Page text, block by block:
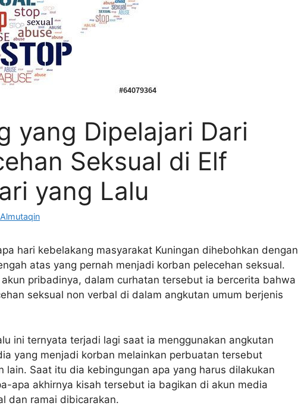
yang Dipelajari Dari
Seksual di Elf
yang Lalu
hari kebelakang masyarakat Kuningan dihebohkan dengan
atas yang pernah menjadi korban pelecehan seksual.
pribadinya, dalam curhatan tersebut ia bercerita bahwa
seksual non verbal di dalam angkutan umum berjenis
ini ternyata terjadi lagi saat ia menggunakan angkutan
yang menjadi korban melainkan perbuatan tersebut
lain. Saat itu dia kebingungan apa yang harus dilakukan
apa akhirnya kisah tersebut ia bagikan di akun media
dan ramai dibicarakan.